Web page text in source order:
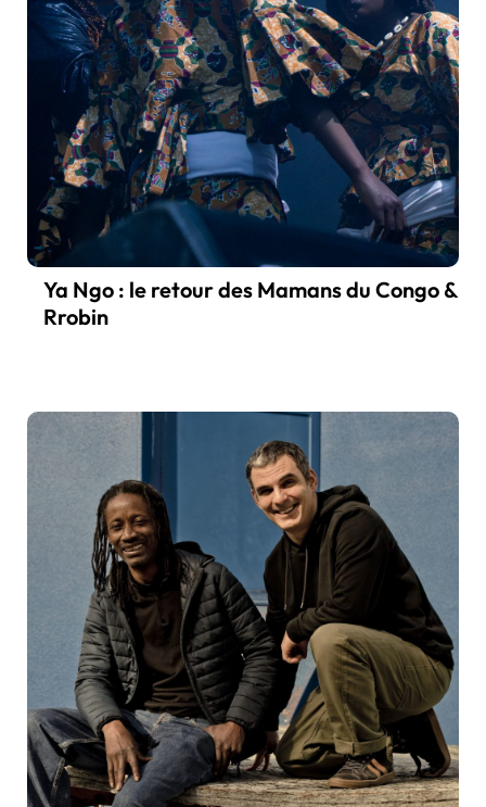
Ya Ngo : le retour des Mamans du Congo &
Rrobin